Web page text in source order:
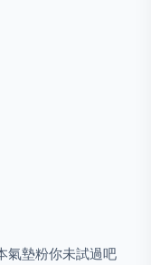
氣墊粉你未試過吧